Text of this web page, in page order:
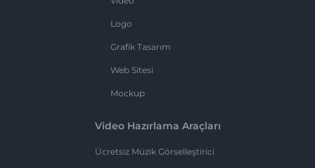
Logo
Grafik Tasarım
Web Sitesi
Mockup
Video Hazırlama Araçları
Ücretsiz Müzik Görselleştirici